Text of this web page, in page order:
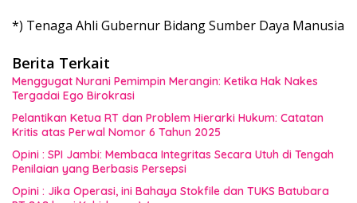
*) Tenaga Ahli Gubernur Bidang Sumber Daya Manusia
Berita Terkait
Menggugat Nurani Pemimpin Merangin: Ketika Hak Nakes
Tergadai Ego Birokrasi
Pelantikan Ketua RT dan Problem Hierarki Hukum: Catatan
Kritis atas Perwal Nomor 6 Tahun 2025
Opini : SPI Jambi: Membaca Integritas Secara Utuh di Tengah
Penilaian yang Berbasis Persepsi
Opini : Jika Operasi, ini Bahaya Stokfile dan TUKS Batubara